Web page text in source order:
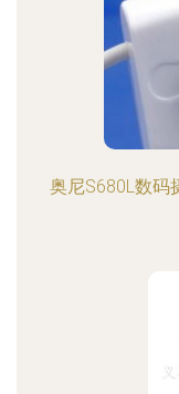
奥尼S680L数码